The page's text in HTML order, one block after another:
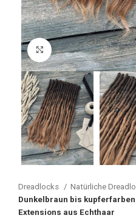
Vergrößern
Dreadlocks
Natürliche
Dunkelbraun bis
Extensions aus Echthaar